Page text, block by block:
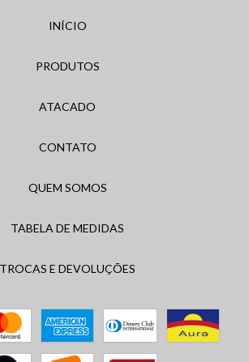
INÍCIO
PRODUTOS
ATACADO
CONTATO
QUEM SOMOS
TABELA DE MEDIDAS
TROCAS E DEVOLUÇÕES